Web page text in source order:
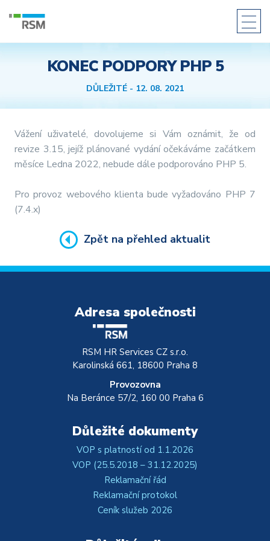
O společnosti
Docházkový systém PowerKey
SW Docházkové terminály
Přístupový systém PowerKey
Přístupové jednotky
Rozšiřující moduly PowerKey
Individuální řešení
KONEC PODPORY PHP 5
DŮLEŽITÉ - 12. 08. 2021
Vážení uživatelé, dovolujeme si Vám oznámit, že od
revize 3.15, jejíž plánované vydání očekáváme začátkem
měsíce Ledna 2022, nebude dále podporováno PHP 5.
Pro provoz webového klienta bude vyžadováno PHP 7
(7.4.x)
Zpět na přehled aktualit
Adresa společnosti
RSM HR Services CZ s.r.o.
Karolinská 661, 18600 Praha 8
Provozovna
Na Beránce 57/2, 160 00 Praha 6
Důležité dokumenty
VOP s platností od 1.1.2026
VOP (25.5.2018 – 31.12.2025)
Reklamační řád
Reklamační protokol
Ceník služeb 2026